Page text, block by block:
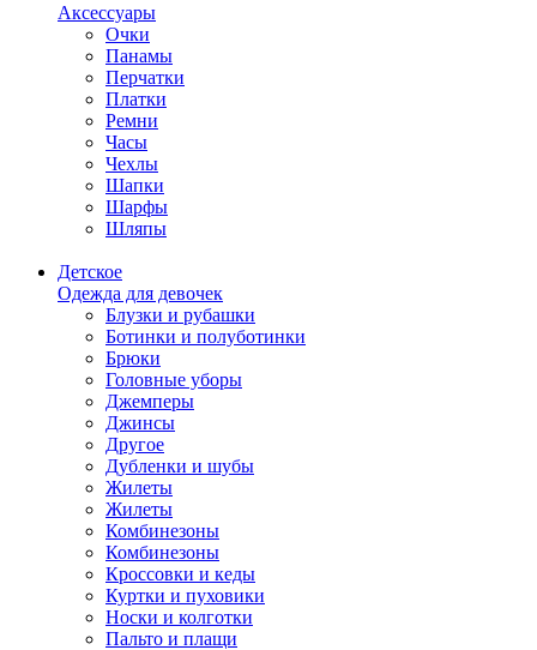
Аксессуары
Очки
Панамы
Перчатки
Платки
Ремни
Часы
Чехлы
Шапки
Шарфы
Шляпы
Детское
Одежда для девочек
Блузки и рубашки
Ботинки и полуботинки
Брюки
Головные уборы
Джемперы
Джинсы
Другое
Дубленки и шубы
Жилеты
Жилеты
Комбинезоны
Комбинезоны
Кроссовки и кеды
Куртки и пуховики
Носки и колготки
Пальто и плащи